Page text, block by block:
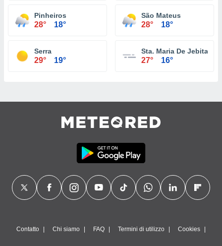
Pinheiros
28° 18°
São Mateus
28° 18°
Serra
29° 19°
Sta. Maria De Jebita
27° 16°
Contatto Chi siamo FAQ Termini di utilizzo Cookies